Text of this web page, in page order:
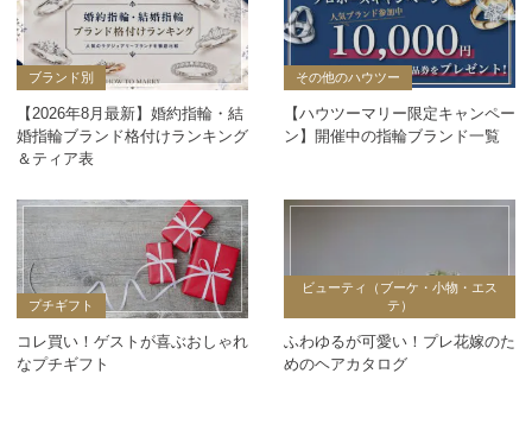
ブランド別
【2026年8月最新】婚約指輪・結
婚指輪ブランド格付けランキング
＆ティア表
その他のハウツー
【ハウツーマリー限定キャンペー
ン】開催中の指輪ブランド一覧
プチギフト
コレ買い！ゲストが喜ぶおしゃれ
なプチギフト
ビューティ（ブーケ・小物・エス
テ）
ふわゆるが可愛い！プレ花嫁のた
めのヘアカタログ